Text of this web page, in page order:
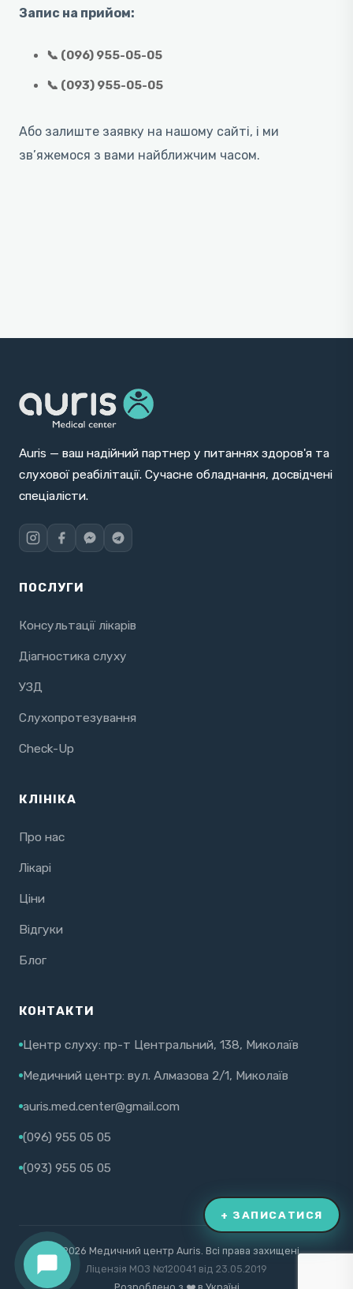
Запис на прийом:
📞 (096) 955-05-05
📞 (093) 955-05-05
Або залиште заявку на нашому сайті, і ми
зв’яжемося з вами найближчим часом.
Auris — ваш надійний партнер у питаннях здоров'я та
слухової реабілітації. Сучасне обладнання, досвідчені
спеціалісти.
ПОСЛУГИ
Консультації лікарів
Діагностика слуху
УЗД
Слухопротезування
Check-Up
КЛІНІКА
Про нас
Лікарі
Ціни
Відгуки
Блог
КОНТАКТИ
Центр слуху: пр-т Центральний, 138, Миколаїв
Медичний центр: вул. Алмазова 2/1, Миколаїв
auris.med.center@gmail.com
(096) 955 05 05
(093) 955 05 05
© 2026 Медичний центр Auris. Всі права захищені.
Ліцензія МОЗ №120041 від 23.05.2019
+ ЗАПИСАТИСЯ